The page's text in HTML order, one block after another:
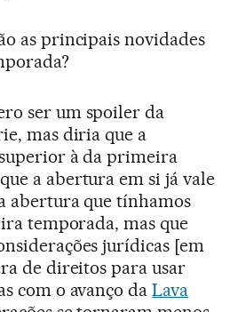
as principais novidades
ser um spoiler da
mas diria que a
à da primeira
a abertura em si já vale
abertura que tínhamos
temporada, mas que
jurídicas [em
de direitos para usar
com o avanço daLava